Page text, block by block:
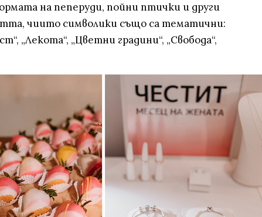
на пеперуди, пойни птички и други
чиито символики също са тематични:
„Лекота“, „Цветни градини“, „Свобода“,